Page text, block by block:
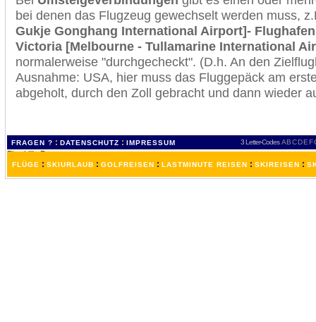
bei denen das Flugzeug gewechselt werden muss,
Gukje Gonghang International Airport]-
Victoria [Melbourne - Tullamarine International
normalerweise "durchgecheckt". (D.h. An den
Ausnahme: USA, hier muss das Fluggepäck am
abgeholt, durch den Zoll gebracht und dann wieder
FRAGEN ? : DATENSCHUTZ : IMPRESSUM 3 Letter-Codes ABCDEF
FLÜGE : SKIURLAUB : GOLFREISEN : LASTMINUTE REISEN : SKIREISEN :